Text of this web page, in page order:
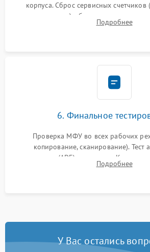
корпуса. Сброс сервисных счетчиков
закрепления), обновление
калибровка цветопередачи иПодробнее
6. Финальное
Проверка МФУ во всех рабочих
копирование, сканирование). Тест
документов (ADF) и дуплекса. Контроль
на отсутствие серого фона, полос и
Подробнее
У Вас остались